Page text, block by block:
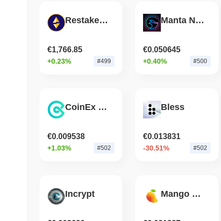
Restaked Swell ETH
€1,766.85
+0.23% #499
Manta Network
€0.050645
+0.40% #500
CoinEx Token
€0.009538
+1.03% #502
Bless
€0.013831
-30.51% #502
Incrypt Mango Markets